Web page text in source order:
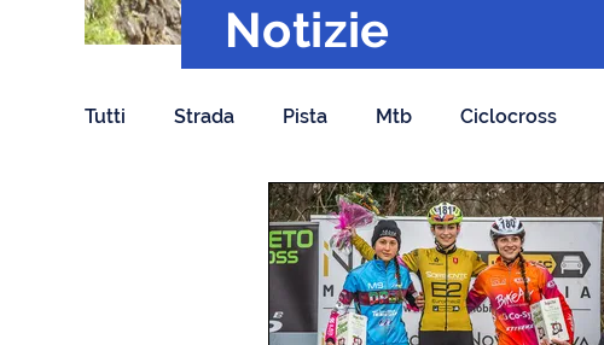
Notizie
Tutti Strada Pista Mtb Ciclocross